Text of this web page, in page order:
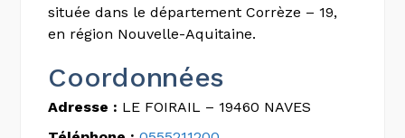
située dans le département Corrèze – 19,
en région Nouvelle-Aquitaine.
Coordonnées
Adresse : LE FOIRAIL – 19460 NAVES